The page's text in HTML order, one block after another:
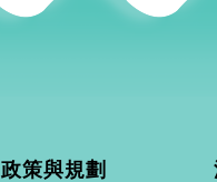
政策與規劃